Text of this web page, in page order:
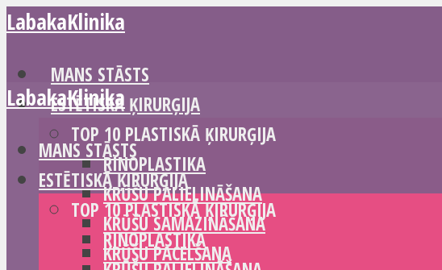
LabakaKlinika
MANS STĀSTS
ESTĒTISKĀ ĶIRURĢIJA
TOP 10 PLASTISKĀ ĶIRURĢIJA
RINOPLASTIKA
KRŪŠU PALIELINĀŠANA
KRŪŠU SAMAZINĀŠANA
KRŪŠU PACELŠANA
LabakaKlinika
MANS STĀSTS
ESTĒTISKĀ ĶIRURĢIJA
TOP 10 PLASTISKĀ ĶIRURĢIJA
RINOPLASTIKA